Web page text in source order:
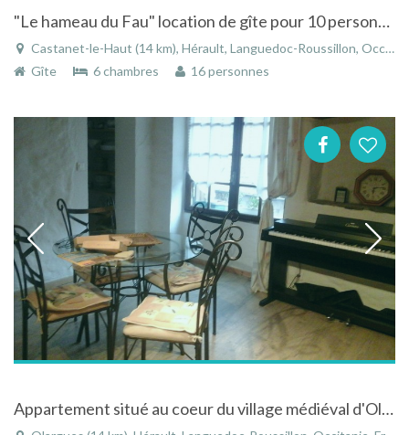
"Le hameau du Fau" location de gîte pour 10 personnes jusqu'a 16 personnes
Castanet-le-Haut (14 km), Hérault, Languedoc-Roussillon, Occitanie, France
Gîte
6 chambres 16 personnes
Appartement situé au coeur du village médiéval d'Olargues